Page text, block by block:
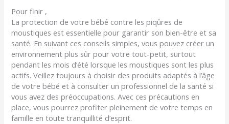
Pour finir ,
La protection de votre bébé contre les piqûres de
moustiques est essentielle pour garantir son bien-être et sa
santé. En suivant ces conseils simples, vous pouvez créer un
environnement plus sûr pour votre tout-petit, surtout
pendant les mois d’été lorsque les moustiques sont les plus
actifs. Veillez toujours à choisir des produits adaptés à l’âge
de votre bébé et à consulter un professionnel de la santé si
vous avez des préoccupations. Avec ces précautions en
place, vous pourrez profiter pleinement de votre temps en
famille en toute tranquillité d’esprit.